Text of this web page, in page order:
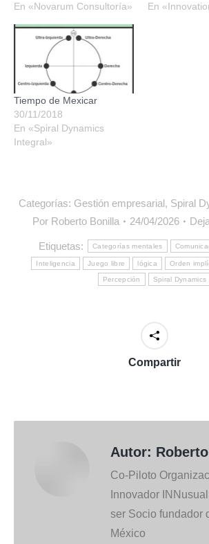
En «Novarum Consultoría»
En
Tiempo de Mexicar
30/11/2018
En «Spiral Dynamics
Integral»
Categorías: Gestión empresarial, Spiral
Por Roberto Bonilla 24/04/2026
Etiquetas: Categorías mentales
Inteligencia Juego libre lógica Orden
Percepción Spiral Dynamics
Compartir
Autor:
Co-Piloto
Innovador
ser Socio fundador
México